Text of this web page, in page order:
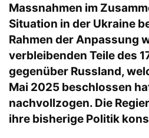
Massnahmen im
Situation in der Ukraine
Rahmen der Anpassung
verbleibenden Teile des
gegenüber Russland,
Mai 2025 beschlossen
nachvollzogen. Die
ihre bisherige Politik